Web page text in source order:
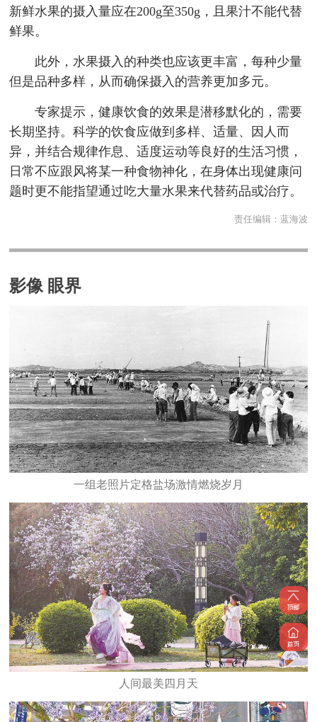
新鲜水果的摄入量应在200g至350g，且果汁不能代替
鲜果。
此外，水果摄入的种类也应该更丰富，每种少量
但是品种多样，从而确保摄入的营养更加多元。
专家提示，健康饮食的效果是潜移默化的，需要
长期坚持。科学的饮食应做到多样、适量、因人而
异，并结合规律作息、适度运动等良好的生活习惯，
日常不应跟风将某一种食物神化，在身体出现健康问
题时更不能指望通过吃大量水果来代替药品或治疗。
责任编辑： 蓝海波
影像 眼界
一组老照片定格盐场激情燃烧岁月
人间最美四月天